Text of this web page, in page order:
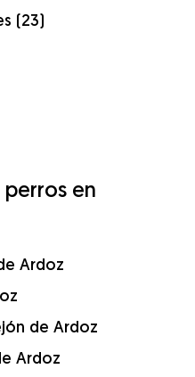
(23)
en
Ardoz
de Ardoz
Ardoz